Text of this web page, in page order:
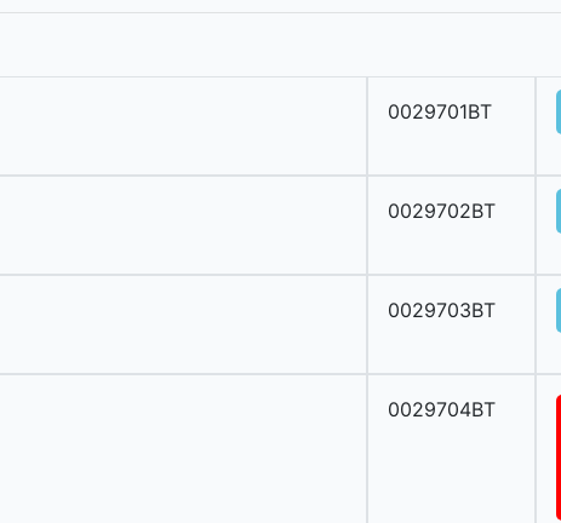
0029701BT
0029702BT
0029703BT
0029704BT